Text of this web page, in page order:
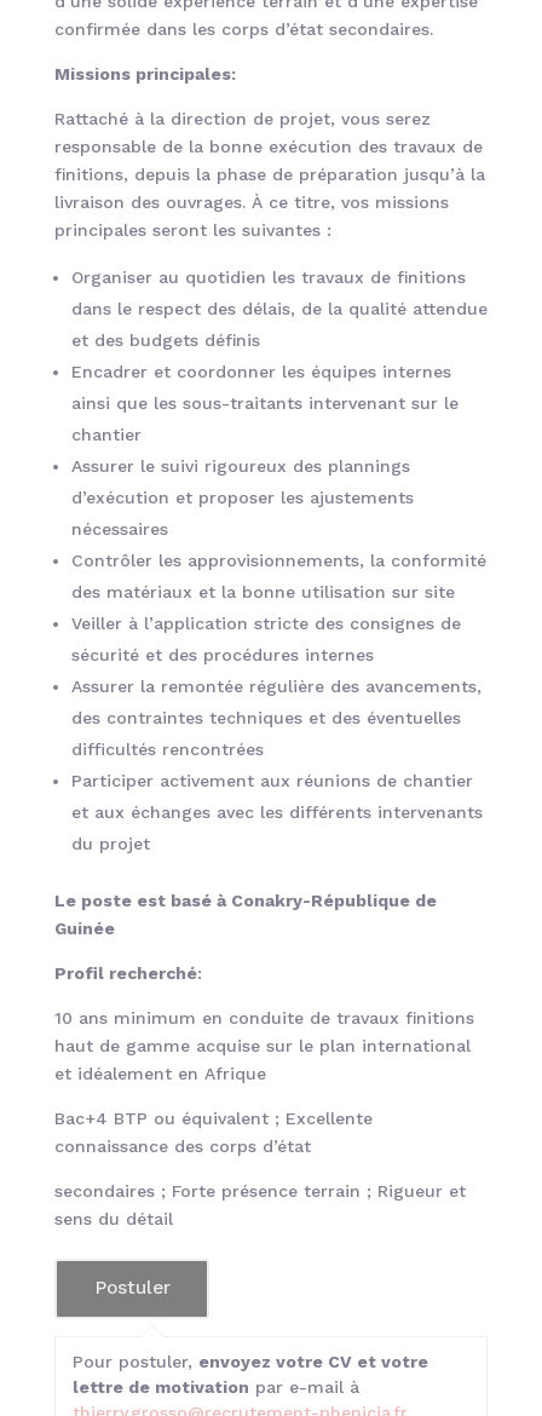
confirmée dans les corps d’état secondaires.
Missions principales:
Rattaché à la direction de projet, vous serez
responsable de la bonne exécution des travaux de
finitions, depuis la phase de préparation jusqu’à la
livraison des ouvrages. À ce titre, vos missions
principales seront les suivantes :
Organiser au quotidien les travaux de finitions
dans le respect des délais, de la qualité attendue
et des budgets définis
Encadrer et coordonner les équipes internes
ainsi que les sous-traitants intervenant sur le
chantier
Assurer le suivi rigoureux des plannings
d’exécution et proposer les ajustements
nécessaires
Contrôler les approvisionnements, la conformité
des matériaux et la bonne utilisation sur site
Veiller à l’application stricte des consignes de
sécurité et des procédures internes
Assurer la remontée régulière des avancements,
des contraintes techniques et des éventuelles
difficultés rencontrées
Participer activement aux réunions de chantier
et aux échanges avec les différents intervenants
du projet
Le poste est basé à Conakry-République de
Guinée
Profil recherché:
10 ans minimum en conduite de travaux finitions
haut de gamme acquise sur le plan international
et idéalement en Afrique
Bac+4 BTP ou équivalent ; Excellente
connaissance des corps d’état
secondaires ; Forte présence terrain ; Rigueur et
sens du détail
Pour postuler, envoyez votre CV et votre
lettre de motivation par e-mail à